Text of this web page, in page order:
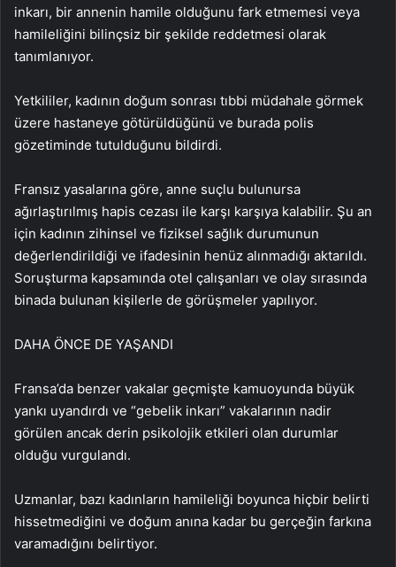
inkarı, bir annenin hamile olduğunu fark etmemesi veya
hamileliğini bilinçsiz bir şekilde reddetmesi olarak
tanımlanıyor.
Yetkililer, kadının doğum sonrası tıbbi müdahale görmek
üzere hastaneye götürüldüğünü ve burada polis
gözetiminde tutulduğunu bildirdi.
Fransız yasalarına göre, anne suçlu bulunursa
ağırlaştırılmış hapis cezası ile karşı karşıya kalabilir. Şu an
için kadının zihinsel ve fiziksel sağlık durumunun
değerlendirildiği ve ifadesinin henüz alınmadığı aktarıldı.
Soruşturma kapsamında otel çalışanları ve olay sırasında
binada bulunan kişilerle de görüşmeler yapılıyor.
DAHA ÖNCE DE YAŞANDI
Fransa’da benzer vakalar geçmişte kamuoyunda büyük
yankı uyandırdı ve “gebelik inkarı” vakalarının nadir
görülen ancak derin psikolojik etkileri olan durumlar
olduğu vurgulandı.
Uzmanlar, bazı kadınların hamileliği boyunca hiçbir belirti
hissetmediğini ve doğum anına kadar bu gerçeğin farkına
varamadığını belirtiyor.